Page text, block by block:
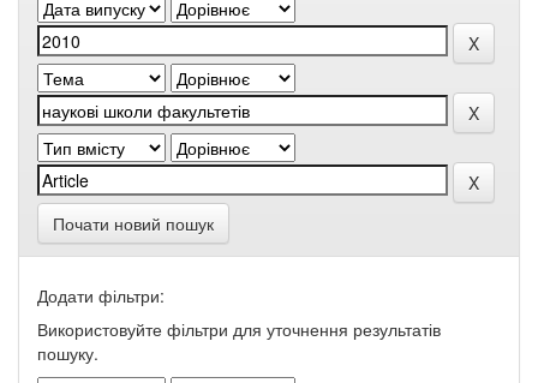
Почати новий пошук
Додати фільтри:
Використовуйте фільтри для уточнення результатів
пошуку.